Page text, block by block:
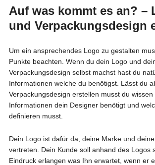
Auf was kommt es an? –
und Verpackungsdesign
Um ein ansprechendes Logo zu gestalten
Punkte beachten. Wenn du dein Logo und
Verpackungsdesign selbst machst hast du
Informationen welche du benötigst. Lässt du
Verpackungsdesign erstellen musst du wissen
Informationen dein Designer benötigt und
definieren musst.
Dein Logo ist dafür da, deine Marke und
vertreten. Dein Kunde soll anhand des Logos
Eindruck erlangen was Ihn erwartet, wenn er